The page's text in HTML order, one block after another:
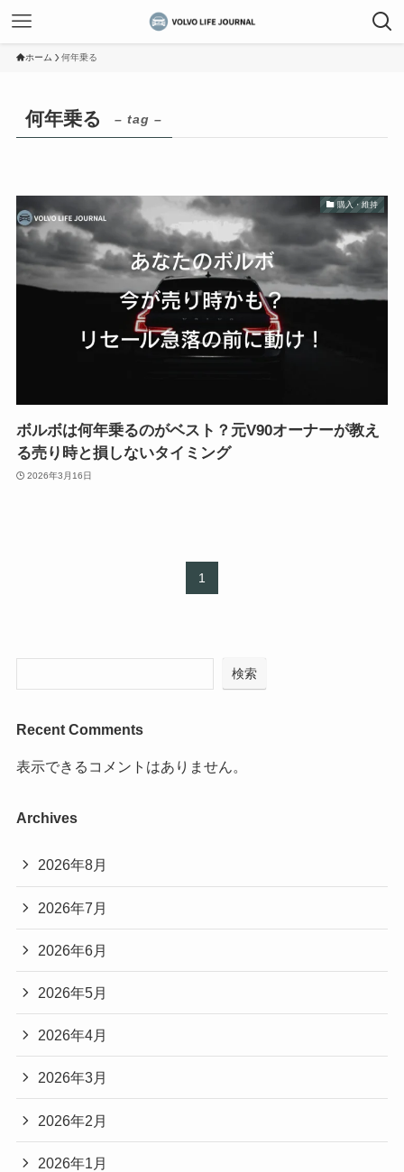
ホーム 何年乗る
何年乗る – tag –
購入・維持
ボルボは何年乗るのがベスト？元V90オーナーが教え
る売り時と損しないタイミング
2026年3月16日
1
検索
Recent Comments
表示できるコメントはありません。
Archives
2026年8月
2026年7月
2026年6月
2026年5月
2026年4月
2026年3月
2026年2月
2026年1月